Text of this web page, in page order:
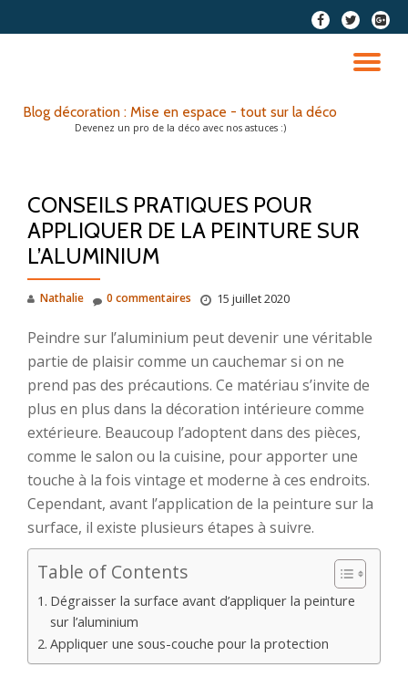
fa-
facebook
fa-
twitter
fa-
plus-
Blog décoration : Mise en espace - tout sur la déco
Devenez un pro de la déco avec nos astuces :)
CONSEILS PRATIQUES POUR
APPLIQUER DE LA PEINTURE SUR
L’ALUMINIUM
Nathalie 15 juillet 2020
0 commentaires
Peindre sur l’aluminium peut devenir une véritable
partie de plaisir comme un cauchemar si on ne
prend pas des précautions. Ce matériau s’invite de
plus en plus dans la décoration intérieure comme
extérieure. Beaucoup l’adoptent dans des pièces,
comme le salon ou la cuisine, pour apporter une
touche à la fois vintage et moderne à ces endroits.
Cependant, avant l’application de la peinture sur la
surface, il existe plusieurs étapes à suivre.
Table of Contents
Dégraisser la surface avant d’appliquer la peinture
sur l’aluminium
Appliquer une sous-couche pour la protection